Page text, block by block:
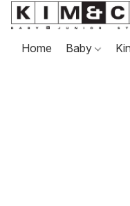
Home Baby